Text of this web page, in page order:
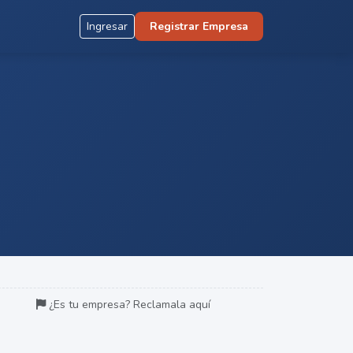
Ingresar Registrar Empresa
¿Es tu empresa? Reclamala aquí